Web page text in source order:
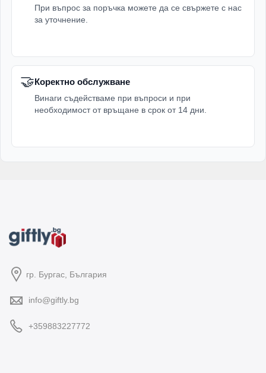
При въпрос за поръчка можете да се свържете с нас
за уточнение.
🤝Коректно обслужване
Винаги съдействаме при въпроси и при
необходимост от връщане в срок от 14 дни.
гр. Бургас, България
info@giftly.bg
+359883227772